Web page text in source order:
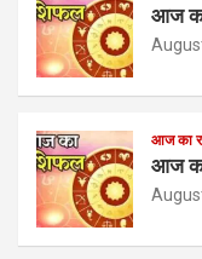
आज
आज का
आज